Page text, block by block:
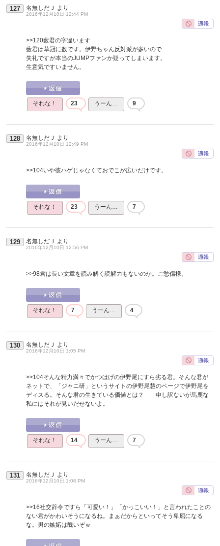
127 名無しだＪ より
2016年12月10日 12:44 PM
>>120薮君の字違います
薮君は草冠に数です。伊野ちゃん反対派が多いので
失礼ですが本当のJUMPファンか疑ってしまいます。
生意気ですいません。
それな！ 23 うーん… 9
128 名無しだＪ より
2016年12月10日 12:49 PM
>>104いや彼ハゲじゃなくておでこが広いだけです。
それな！ 23 うーん… 7
129 名無しだＪ より
2016年12月10日 12:56 PM
>>98君は長い文章を読み解く読解力もないのか。ご愁傷様。
それな！ 7 うーん… 4
130 名無しだＪ より
2016年12月10日 1:05 PM
>>104そんな精力満々でかつはげの伊野尾にすら劣る君。そんな君が
ネットで、「ジャニ研」というサイトの伊野尾慧のページで伊野尾を
ディスる。そんな君の生きている価値とは？ 申し訳ないが馬鹿な
私にはそれが見いだせないよ。
それな！ 14 うーん… 7
131 名無しだＪ より
2016年12月10日 1:08 PM
>>16社交辞令ですら「可愛い！」「かっこいい！」と言われたことの
ない君がかわいそうになるね。まぁだからといってそう卑屈になる
な。男の嫉妬は醜いぞｗ